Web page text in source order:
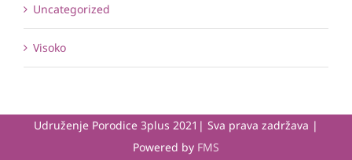
Uncategorized
Visoko
Udruženje Porodice 3plus 2021| Sva prava zadržava |
Powered by FMS